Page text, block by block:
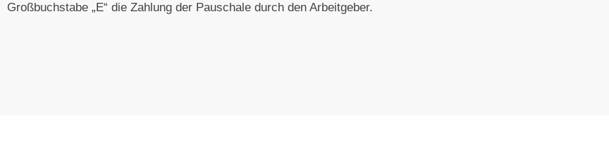
Großbuchstabe „E“ die Zahlung der Pauschale durch den Arbeitgeber.